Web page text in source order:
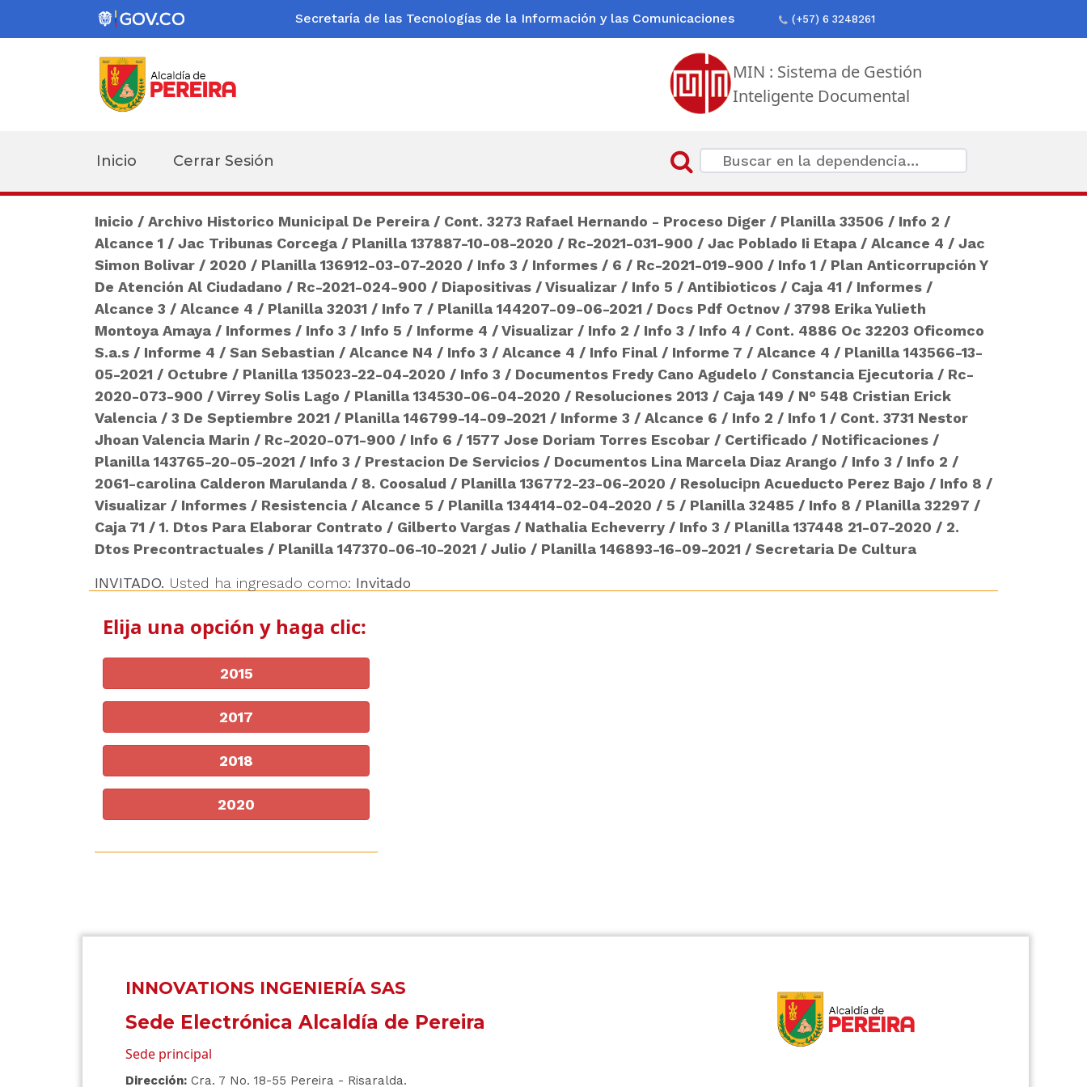
Secretaría de las Tecnologías de la Información y las Comunicaciones (+57) 6 3248261
Alcaldía
de
Pereira
MIN : Sistema de Gestión
Inteligente Documental
Inicio Cerrar Sesión
Inicio / Archivo Historico Municipal De Pereira / Cont. 3273 Rafael Hernando - Proceso Diger / Planilla 33506 / Info 2 /
Alcance 1 / Jac Tribunas Corcega / Planilla 137887-10-08-2020 / Rc-2021-031-900 / Jac Poblado Ii Etapa / Alcance 4 / Jac
Simon Bolivar / 2020 / Planilla 136912-03-07-2020 / Info 3 / Informes / 6 / Rc-2021-019-900 / Info 1 / Plan Anticorrupción Y
De Atención Al Ciudadano / Rc-2021-024-900 / Diapositivas /Visualizar / Info 5 / Antibioticos / Caja 41 / Informes /
Alcance 3 / Alcance 4 / Planilla 32031 / Info 7 / Planilla 144207-09-06-2021 / Docs Pdf Octnov / 3798 Erika Yulieth
Montoya Amaya / Informes / Info 3 / Info 5 / Informe 4 /Visualizar / Info 2 / Info 3 / Info 4 / Cont. 4886 Oc 32203 Oficomco
S.a.s / Informe 4 / San Sebastian / Alcance N4 / Info 3 / Alcance 4 / Info Final / Informe 7 / Alcance 4 / Planilla 143566-13-
05-2021 / Octubre / Planilla 135023-22-04-2020 / Info 3 / Documentos Fredy Cano Agudelo / Constancia Ejecutoria / Rc-
2020-073-900 /Virrey Solis Lago / Planilla 134530-06-04-2020 / Resoluciones 2013 / Caja 149 / N° 548 Cristian Erick
Valencia / 3 De Septiembre 2021 / Planilla 146799-14-09-2021 / Informe 3 / Alcance 6 / Info 2 / Info 1 / Cont. 3731 Nestor
Jhoan Valencia Marin / Rc-2020-071-900 / Info 6 / 1577 Jose Doriam Torres Escobar / Certificado / Notificaciones /
Planilla 143765-20-05-2021 / Info 3 / Prestacion De Servicios / Documentos Lina Marcela Diaz Arango / Info 3 / Info 2 /
2061-carolina Calderon Marulanda / 8. Coosalud / Planilla 136772-23-06-2020 / Resoluciрn Acueducto Perez Bajo / Info 8 /
Visualizar / Informes / Resistencia / Alcance 5 / Planilla 134414-02-04-2020 / 5 / Planilla 32485 / Info 8 / Planilla 32297 /
Caja 71 / 1. Dtos Para Elaborar Contrato / Gilberto Vargas / Nathalia Echeverry / Info 3 / Planilla 137448 21-07-2020 / 2.
Dtos Precontractuales / Planilla 147370-06-10-2021 / Julio / Planilla 146893-16-09-2021 / Secretaria De Cultura
INVITADO. Usted ha ingresado como: Invitado
Elija una opción y haga clic:
2015
2017
2018
2020
INNOVATIONS INGENIERÍA SAS
Sede Electrónica Alcaldía de Pereira
Sede principal
Dirección:Cra. 7 No. 18-55 Pereira - Risaralda.